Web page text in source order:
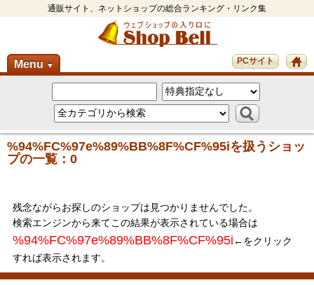
通販サイト、ネットショップの総合ランキング・リンク集
Menu ▼ PCサイト
%94%FC%97e%89%BB%8F%CF%95iを扱うショッ
プの一覧：0
残念ながらお探しのショップは見つかりませんでした。
検索エンジンから来てこの結果が表示されている場合は
%94%FC%97e%89%BB%8F%CF%95i ←をクリック
すれば表示されます。